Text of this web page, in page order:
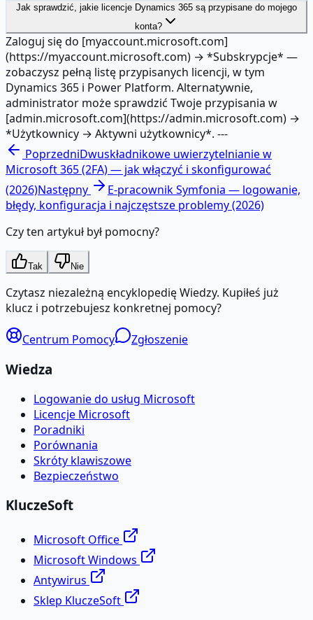
Jak sprawdzić, jakie licencje Dynamics 365 są przypisane do mojego
konta?
Zaloguj się do [myaccount.microsoft.com]
(https://myaccount.microsoft.com) → *Subskrypcje* —
zobaczysz pełną listę przypisanych licencji, w tym
Dynamics 365 i Power Platform. Alternatywnie,
administrator może sprawdzić Twoje przypisania w
[admin.microsoft.com](https://admin.microsoft.com) →
*Użytkownicy → Aktywni użytkownicy*. ---
PoprzedniDwuskładnikowe uwierzytelnianie w
Microsoft 365 (2FA) — jak włączyć i skonfigurować
(2026)Następny
E‑pracownik Symfonia — logowanie,
błędy, konfiguracja i najczęstsze problemy (2026)
Czy ten artykuł był pomocny?
Tak Nie
Czytasz niezależną encyklopedię Wiedzy. Kupiłeś już
klucz i potrzebujesz konkretnej pomocy?
Centrum Pomocy Zgłoszenie
Wiedza
Logowanie do usług Microsoft
Licencje Microsoft
Poradniki
Porównania
Skróty klawiszowe
Bezpieczeństwo
KluczeSoft
Microsoft Office
Microsoft Windows
Antywirus
Sklep KluczeSoft